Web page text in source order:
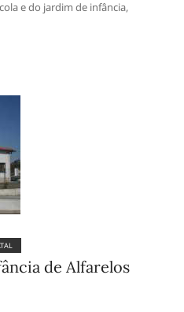
e do jardim de infância,
de Alfarelos